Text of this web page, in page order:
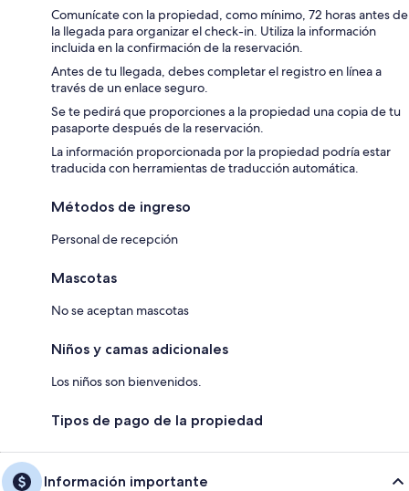
Comunícate con la propiedad, como mínimo, 72 horas antes de
la llegada para organizar el check-in. Utiliza la información
incluida en la confirmación de la reservación.
Antes de tu llegada, debes completar el registro en línea a
través de un enlace seguro.
Se te pedirá que proporciones a la propiedad una copia de tu
pasaporte después de la reservación.
La información proporcionada por la propiedad podría estar
traducida con herramientas de traducción automática.
Métodos de ingreso
Personal de recepción
Mascotas
No se aceptan mascotas
Niños y camas adicionales
Los niños son bienvenidos.
Tipos de pago de la propiedad
Información importante